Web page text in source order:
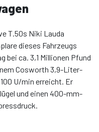
T.50s Niki Lauda
dieses Fahrzeugs
bei ca. 3,1 Millionen Pfund
Cosworth 3,9-Liter-
U/min erreicht. Er
und einen 400-mm-